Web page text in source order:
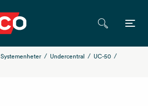
Systemenheter Undercentral
UC-50